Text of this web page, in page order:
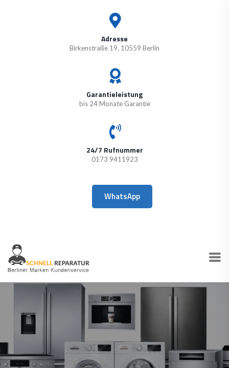
Adresse
Birkenstraße 19, 10559 Berlin
Garantieleistung
bis 24 Monate Garantie
24/7 Rufnummer
0173 9411923
WhatsApp